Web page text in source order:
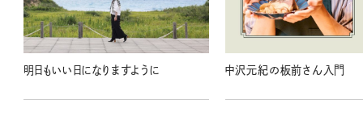
明日もいい日になりますように 中沢元紀の板前さん入門